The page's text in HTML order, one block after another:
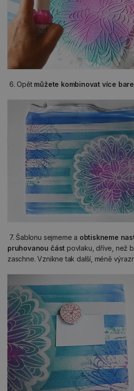
6. Opět můžete kombinovat více
7. Šablonu sejmeme a obtiskneme
pruhovanou část povlaku, dříve, než
zaschne. Vznikne tak další, méně